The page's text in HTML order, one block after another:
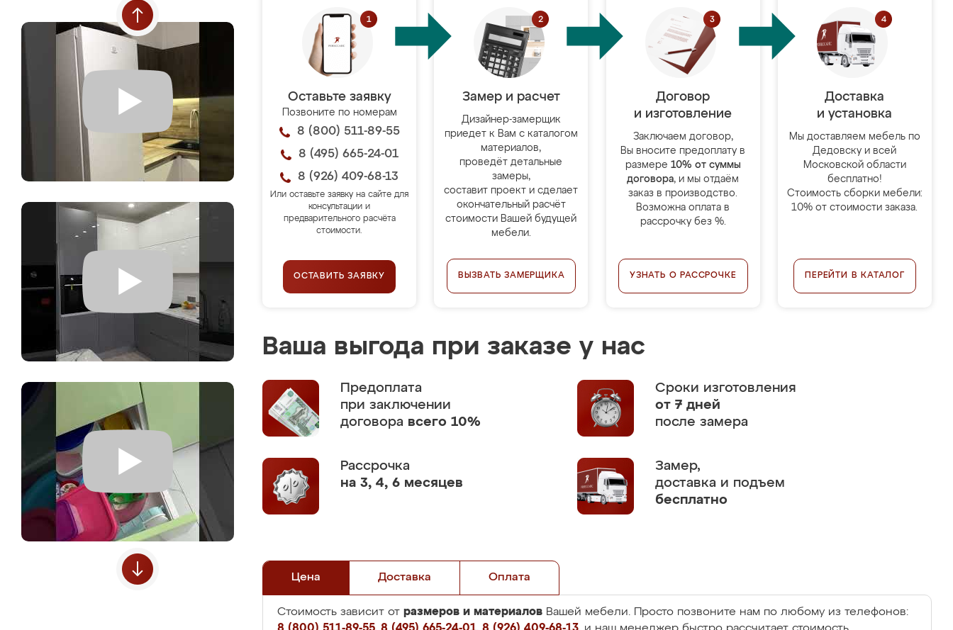
Оставьте заявку
Позвоните по номерам
8 (800) 511-89-55
8 (495) 665-24-01
8 (926) 409-68-13
Или оставьте заявку на сайте для
консультации и
предварительного расчёта
стоимости.
ОСТАВИТЬ ЗАЯВКУ
Замер и расчет
Дизайнер-замерщик
приедет к Вам с каталогом
материалов,
проведёт детальные
замеры,
составит проект и сделает
окончательный расчёт
стоимости Вашей будущей
мебели.
ВЫЗВАТЬ ЗАМЕРЩИКА
Договор
и изготовление
Заключаем договор,
Вы вносите предоплату в
размере 10% от суммы
договора, и мы отдаём
заказ в производство.
Возможна оплата в
рассрочку без %.
УЗНАТЬ О РАССРОЧКЕ
Доставка
и установка
Мы доставляем мебель по
Дедовску и всей
Московской области
бесплатно!
Стоимость сборки мебели:
10% от стоимости заказа.
ПЕРЕЙТИ В КАТАЛОГ
Ваша выгода при заказе у нас
Предоплата
при заключении
договора всего 10%
Сроки изготовления
от 7 дней
после замера
Рассрочка
на 3, 4, 6 месяцев
Замер,
доставка и подъем
бесплатно
Цена Доставка Оплата
Стоимость зависит от размеров и материалов Вашей мебели. Просто позвоните нам по любому из телефонов: